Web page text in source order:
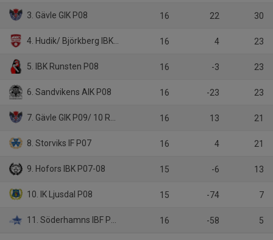
3. Gävle GIK P08 16 22 30
4. Hudik/ Björkberg IBK P08/ 09 16 4 23
5. IBK Runsten P08 16 -3 23
6. Sandvikens AIK P08 16 -23 23
7. Gävle GIK P09/ 10 Röd 16 13 21
8. Storviks IF P07 16 4 21
9. Hofors IBK P07-08 15 -6 13
10. IK Ljusdal P08 15 -74 7
11. Söderhamns IBF Pojkar 2007/ 2008 16 -58 5